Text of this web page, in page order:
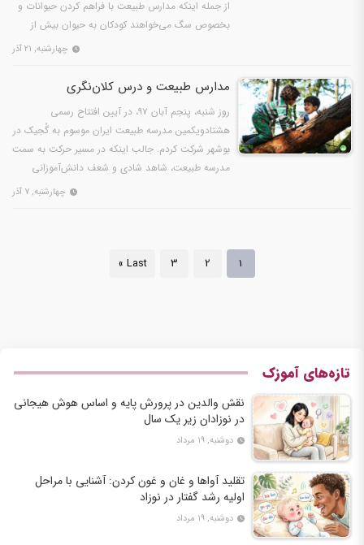
از جمله اینکه مدارس طبیعت با فراهم کردن حیوانات و
بخصوص سگ می‌خواهند کودکان به حیوان بیش از
چهارشنبه, ۲۱ آذر
مدارس طبیعت و درس کلان‌نگری
روز شنبه، پنجم آبان ۹۷، در آیین افتتاح رسمی
هشتادویکمین مدرسه طبیعت ایران موسوم به گُجیک در
بوشهر شرکت کردم. جالب اینکه در مسیر حرکت به سمت
مدرسه طبیعت، شاهد شادی و شعف دانش‌آموزانی
چهارشنبه, ۷ آذر
1
2
3
Last »
تازه‌های آموزک
نقش والدین در پرورش پایه و اساس هوش هیجانی
در نوزادان زیر یک سال
دوشنبه, ۱۹ مرداد
تقلید آواها و غان و غون کردن: آشنایی با مراحل
اولیه رشد گفتار در نوزاد
دوشنبه, ۱۹ مرداد